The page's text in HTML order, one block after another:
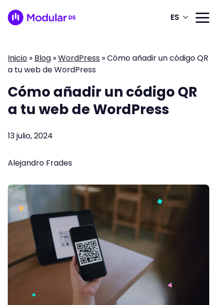
ES
Inicio » Blog »WordPress »Cómo añadir un código QR
a tu web de WordPress
Cómo añadir un código QR
a tu web de WordPress
13 julio, 2024
Alejandro Frades